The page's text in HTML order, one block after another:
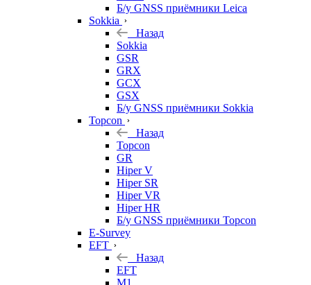
Б/у GNSS приёмники Leica
Sokkia
Назад
Sokkia
GSR
GRX
GCX
GSX
Б/у GNSS приёмники Sokkia
Topcon
Назад
Topcon
GR
Hiper V
Hiper SR
Hiper VR
Hiper HR
Б/у GNSS приёмники Topcon
E-Survey
EFT
Назад
EFT
M1